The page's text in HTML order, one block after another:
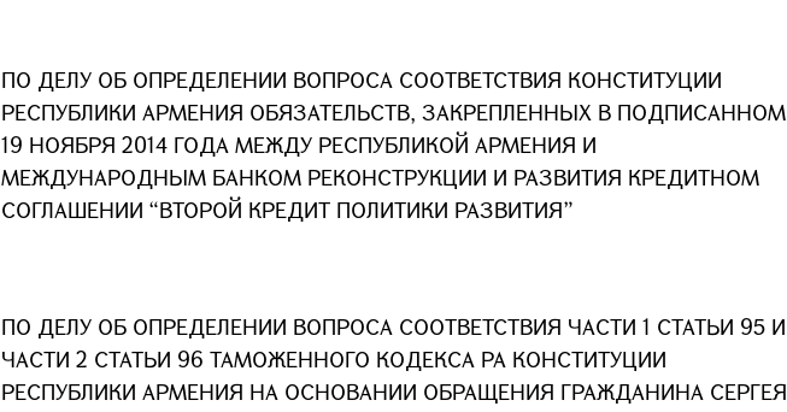
ПО ДЕЛУ ОБ ОПРЕДЕЛЕНИИ ВОПРОСА СООТВЕТСТВИЯ КОНСТИТУЦИИ
РЕСПУБЛИКИ АРМЕНИЯ ОБЯЗАТЕЛЬСТВ, ЗАКРЕПЛЕННЫХ В ПОДПИСАННОМ
19 НОЯБРЯ 2014 ГОДА МЕЖДУ РЕСПУБЛИКОЙ АРМЕНИЯ И
МЕЖДУНАРОДНЫМ БАНКОМ РЕКОНСТРУКЦИИ И РАЗВИТИЯ КРЕДИТНОМ
СОГЛАШЕНИИ “ВТОРОЙ КРЕДИТ ПОЛИТИКИ РАЗВИТИЯ”
ПО ДЕЛУ ОБ ОПРЕДЕЛЕНИИ ВОПРОСА СООТВЕТСТВИЯ ЧАСТИ 1 СТАТЬИ 95 И
ЧАСТИ 2 СТАТЬИ 96 ТАМОЖЕННОГО КОДЕКСА РА КОНСТИТУЦИИ
РЕСПУБЛИКИ АРМЕНИЯ НА ОСНОВАНИИ ОБРАЩЕНИЯ ГРАЖДАНИНА СЕРГЕЯ